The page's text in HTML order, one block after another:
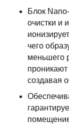
Блок
очистки и
чего
меньшего
создавая